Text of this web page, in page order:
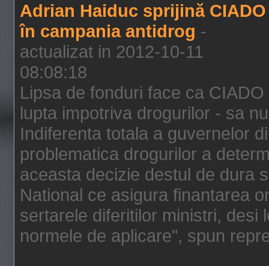
Adrian Haiduc sprijină CIADO
în campania antidrog -
actualizat in 2012-10-11
08:08:18
Lipsa de fonduri face ca
lupta impotriva drogurilor - sa
Indiferenta totala a guvernelor
problematica drogurilor a
aceasta decizie destul de dura
National ce asigura finantarea
sertarele diferitilor ministri, desi
normele de aplicare", spun